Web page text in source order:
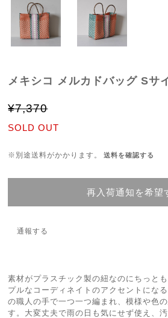
メキシコ メルカドバッグ Sサ
¥7,370
SOLD OUT
※別途送料がかかります。 送料を確認する
再入荷通知を希望
通報する
素材がプラスチック製の紐なのにちっと
プルなコーディネイトのアクセントにな
の職人の手で一つ一つ編まれ、模様や色
す。大変丈夫で雨の日も気にせず使え、